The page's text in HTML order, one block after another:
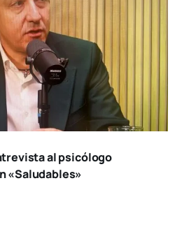
al psicólogo
«Saludables»